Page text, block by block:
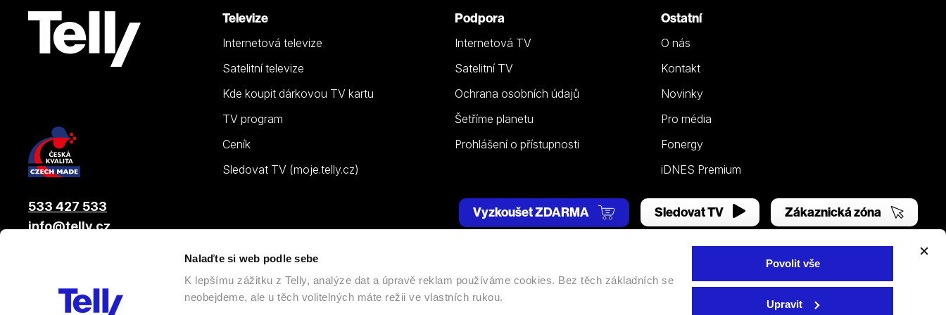
Nalaďte si web podle sebe
K lepšímu zážitku z Telly, analýze dat a úpravě reklam používáme cookies. Bez těch základních se
neobejdeme, ale u těch volitelných máte režii ve vlastních rukou.
Povolit vše
Upravit
Televize
Internetová televize
Satelitní televize
Kde koupit dárkovou TV kartu
TV program
Ceník
Sledovat TV (moje.telly.cz)
Podpora
Internetová TV
Satelitní TV
Ochrana osobních údajů
Šetříme planetu
Prohlášení o přístupnosti
Ostatní
O nás
Kontakt
Novinky
Pro média
Fonergy
iDNES Premium
533 427 533
info@telly.cz
Vyzkoušet ZDARMA Sledovat TV Zákaznická zóna
, člen skupiny LAMA ENERGY GROUP | Všechna práva vyhrazena. |Nastavení cookies